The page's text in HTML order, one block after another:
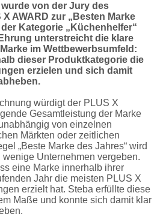
von der Jury des
AWARD zur „Besten Marke
Kategorie „Küchenhelfer“
unterstreicht die klare
im Wettbewerbsumfeld:
dieser Produktkategorie die
erzielen und sich damit
würdigt der PLUS X
Gesamtleistung der Marke
von einzelnen
Märkten oder zeitlichen
„Beste Marke des Jahres“ wird
Unternehmen vergeben.
eine Marke innerhalb ihrer
Jahr die meisten PLUS X
erzielt hat. Steba erfüllte diese
Maße und konnte sich damit klar